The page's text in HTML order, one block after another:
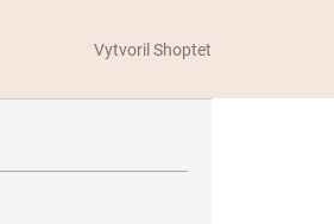
Vytvoril Shoptet